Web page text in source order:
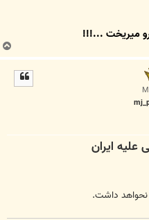
میریخت ...!!!
ب
ا
نحواهد داشت.